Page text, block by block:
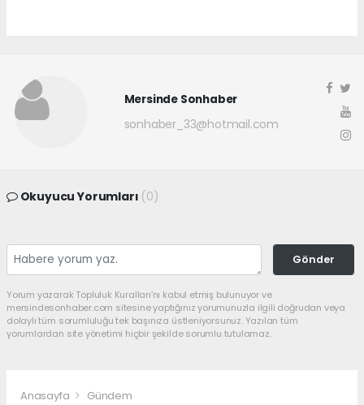
Mersinde Sonhaber
sonhaber_33@hotmail.com
Okuyucu Yorumları (0)
Gönder
Yorum yazarak Topluluk Kuralları’nı kabul etmiş bulunuyor ve
mersindesonhaber.com sitesine yaptığınız yorumunuzla ilgili doğrudan veya
dolaylı tüm sorumluluğu tek başınıza üstleniyorsunuz. Yazılan tüm
yorumlardan site yönetimi hiçbir şekilde sorumlu tutulamaz.
Anasayfa Gündem